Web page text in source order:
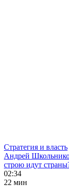
Стратегия и власть
Андрей
строю идут
02:34
22 мин